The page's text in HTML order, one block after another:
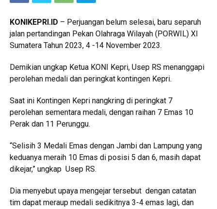
KONIKEPRI.ID – Perjuangan belum selesai, baru separuh
jalan pertandingan Pekan Olahraga Wilayah (PORWIL) XI
Sumatera Tahun 2023, 4 -14 November 2023.
Demikian ungkap Ketua KONI Kepri, Usep RS menanggapi
perolehan medali dan peringkat kontingen Kepri.
Saat ini Kontingen Kepri nangkring di peringkat 7
perolehan sementara medali, dengan raihan 7 Emas 10
Perak dan 11 Perunggu.
“Selisih 3 Medali Emas dengan Jambi dan Lampung yang
keduanya meraih 10 Emas di posisi 5 dan 6, masih dapat
dikejar,” ungkap Usep RS.
Dia menyebut upaya mengejar tersebut dengan catatan
tim dapat meraup medali sedikitnya 3-4 emas lagi, dan